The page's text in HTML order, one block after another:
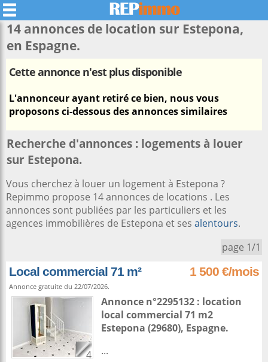
14 annonces de location sur Estepona,
en Espagne.
Cette annonce n'est plus disponible
L'annonceur ayant retiré ce bien, nous vous
proposons ci-dessous des annonces similaires
Recherche d'annonces : logements à louer
sur Estepona.
Vous cherchez à louer un logement à Estepona ?
Repimmo propose 14 annonces de locations . Les
annonces sont publiées par les particuliers et les
agences immobilières de Estepona et ses alentours.
page 1/1
Local commercial 71 m² 1 500 €/mois
Annonce gratuite du 22/07/2026.
4
Annonce n°2295132 : location
local commercial 71 m2
Estepona (29680), Espagne.
...